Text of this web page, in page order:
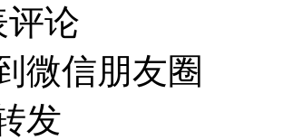
评论
微信朋友圈
发